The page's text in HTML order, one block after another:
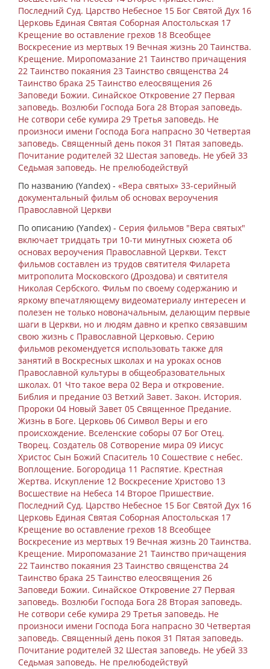
Последний Суд. Царство Небесное 15 Бог Святой Дух 16
Церковь Единая Святая Соборная Апостольская 17
Крещение во оставление грехов 18 Всеобщее
Воскресение из мертвых 19 Вечная жизнь 20 Таинства.
Крещение. Миропомазание 21 Таинство причащения
22 Таинство покаяния 23 Таинство священства 24
Таинство брака 25 Таинство елеосвящения 26
Заповеди Божии. Синайское Откровение 27 Первая
заповедь. Возлюби Господа Бога 28 Вторая заповедь.
Не сотвори себе кумира 29 Третья заповедь. Не
произноси имени Господа Бога напрасно 30 Четвертая
заповедь. Священный день покоя 31 Пятая заповедь.
Почитание родителей 32 Шестая заповедь. Не убей 33
Седьмая заповедь. Не прелюбодействуй
По названию (Yandex) - «Вера святых» 33-серийный
документальный фильм об основах вероучения
Православной Церкви
По описанию (Yandex) - Серия фильмов "Вера святых"
включает тридцать три 10-ти минутных сюжета об
основах вероучения Православной Церкви. Текст
фильмов составлен из трудов святителя Филарета
митрополита Московского (Дроздова) и святителя
Николая Сербского. Фильм по своему содержанию и
яркому впечатляющему видеоматериалу интересен и
полезен не только новоначальным, делающим первые
шаги в Церкви, но и людям давно и крепко связавшим
свою жизнь с Православной Церковью. Серию
фильмов рекомендуется использовать также для
занятий в Воскресных школах и на уроках основ
Православной культуры в общеобразовательных
школах. 01 Что такое вера 02 Вера и откровение.
Библия и предание 03 Ветхий Завет. Закон. История.
Пророки 04 Новый Завет 05 Священное Предание.
Жизнь в Боге. Церковь 06 Символ Веры и его
происхождение. Вселенские соборы 07 Бог Отец.
Творец. Создатель 08 Сотворение мира 09 Иисус
Христос Сын Божий Спаситель 10 Сошествие с небес.
Воплощение. Богородица 11 Распятие. Крестная
Жертва. Искупление 12 Воскресение Христово 13
Восшествие на Небеса 14 Второе Пришествие.
Последний Суд. Царство Небесное 15 Бог Святой Дух 16
Церковь Единая Святая Соборная Апостольская 17
Крещение во оставление грехов 18 Всеобщее
Воскресение из мертвых 19 Вечная жизнь 20 Таинства.
Крещение. Миропомазание 21 Таинство причащения
22 Таинство покаяния 23 Таинство священства 24
Таинство брака 25 Таинство елеосвящения 26
Заповеди Божии. Синайское Откровение 27 Первая
заповедь. Возлюби Господа Бога 28 Вторая заповедь.
Не сотвори себе кумира 29 Третья заповедь. Не
произноси имени Господа Бога напрасно 30 Четвертая
заповедь. Священный день покоя 31 Пятая заповедь.
Почитание родителей 32 Шестая заповедь. Не убей 33
Седьмая заповедь. Не прелюбодействуй